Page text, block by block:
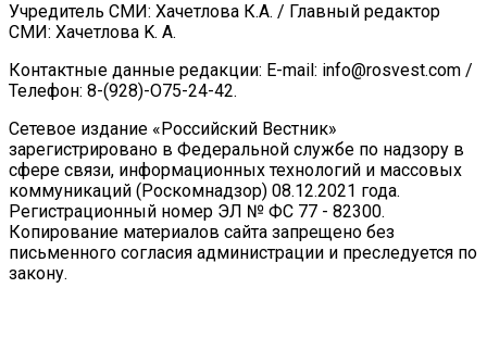
Учредитель СМИ: Хачетлова К.А. / Главный редактор
СМИ: Xaчeтлoвa K. A.
Контактные данные редакции: E-mail: info@rosvest.com /
Телефон: 8-(928)-O75-24-42.
Сетевое издание «Российский Вестник»
зарегистрировано в Федеральной службе по надзору в
сфере связи, информационных технологий и массовых
коммуникаций (Роскомнадзор) 08.12.2021 года.
Регистрационный номер ЭЛ № ФС 77 - 82300.
Копирование материалов сайта запрещено без
письменного согласия администрации и преследуется по
закону.